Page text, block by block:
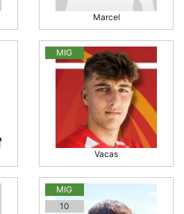
Marcel
MIG
Vacas
MIG
10